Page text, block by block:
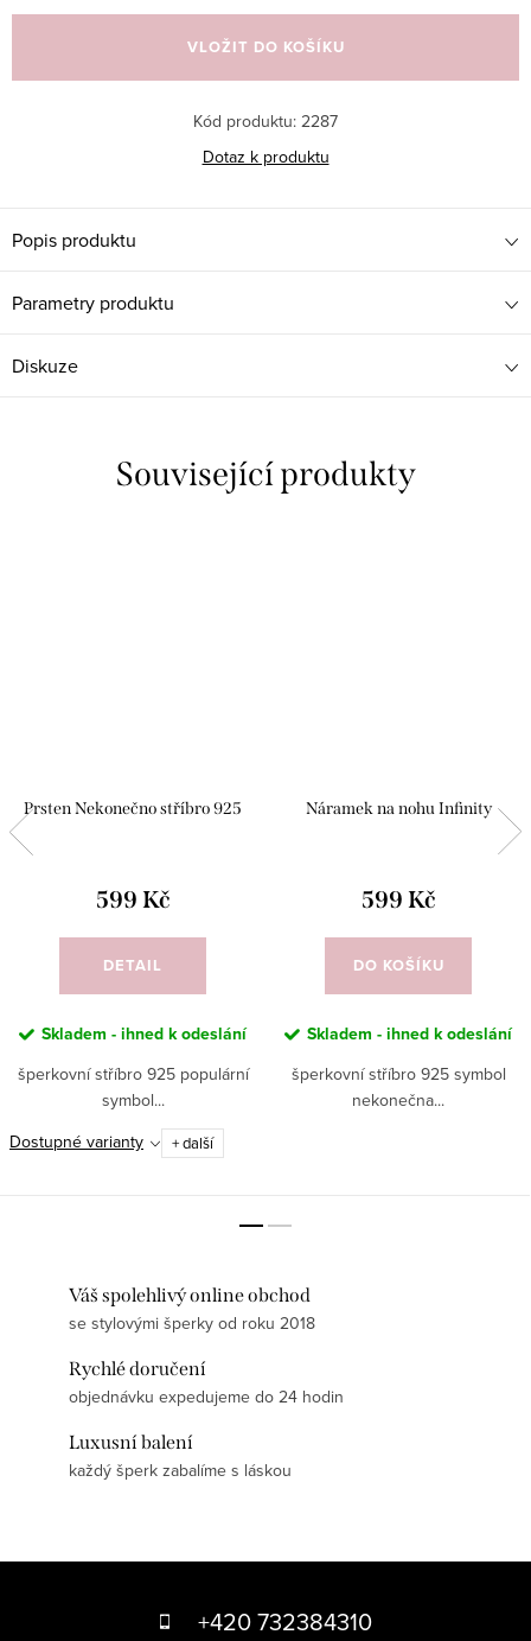
cena:
VLOŽIT DO KOŠÍKU
Kód produktu: 2287
Dotaz k produktu
Popis produktu
Parametry produktu
Diskuze
Související produkty
Prsten Nekonečno stříbro 925
599 Kč
DETAIL
Skladem - ihned k odeslání
šperkovní stříbro 925 populární
symbol...
Dostupné varianty
+ další
Náramek na nohu Infinity
599 Kč
DO KOŠÍKU
Skladem - ihned k odeslání
šperkovní stříbro 925 symbol
nekonečna...
Váš spolehlivý online obchod
se stylovými šperky od roku 2018
Rychlé doručení
objednávku expedujeme do 24 hodin
Luxusní balení
každý šperk zabalíme s láskou
+420 732384310